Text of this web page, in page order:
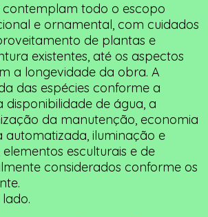
contemplam todo o escopo
e ornamental, com cuidados
de plantas e
existentes, até os aspectos
a longevidade da obra. A
das espécies conforme a
disponibilidade de água, a
da manutenção, economia
automatizada, iluminação e
esculturais e de
considerados conforme os